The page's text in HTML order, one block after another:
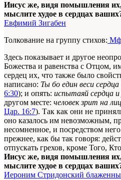
Иисус же, видя помышления
мыслите худое в сердцах
Евфимий Зигабен
Толкование на группу стихов:
Здесь показывает и другое
Божества и равенства с Отцом,
сердец их, что также было
написано: Ты бо един веси
6:30); и опять: испытаяй сердца
другом месте: человек зрит на
Цар. 16:7). Так как они не
оно казалось им невозможным,
несомненное, и посредством
прежнее, как бы так говоря:
отпускать грехов, кроме Того,
Иисус же, видя помышления
мыслите худое в сердцах
Иероним Стридонский